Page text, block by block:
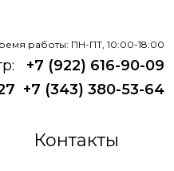
работы: ПН-ПТ, 10:00-18:00
+7 (922) 616-90-09
+7 (343) 380-53-64
Контакты